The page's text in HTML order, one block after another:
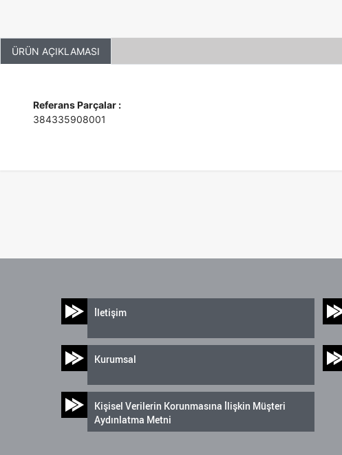
ÜRÜN AÇIKLAMASI
Referans Parçalar :
384335908001
İletişim
Kurumsal
Kişisel Verilerin Korunmasına İlişkin Müşteri
Aydınlatma Metni